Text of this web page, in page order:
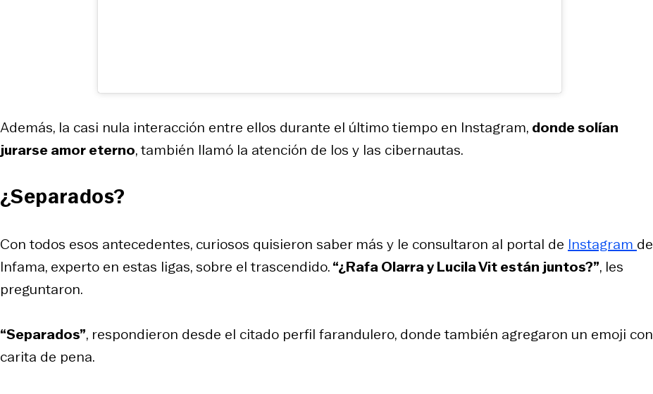
Además, la casi nula interacción entre ellos durante el último tiempo en Instagram, donde solían
jurarse amor eterno, también llamó la atención de los y las cibernautas.
¿Separados?
Con todos esos antecedentes, curiosos quisieron saber más y le consultaron al portal de Instagram de
Infama, experto en estas ligas, sobre el trascendido.“¿Rafa Olarra y Lucila Vit están juntos?”, les
preguntaron.
“Separados”, respondieron desde el citado perfil farandulero, donde también agregaron un emoji con
carita de pena.